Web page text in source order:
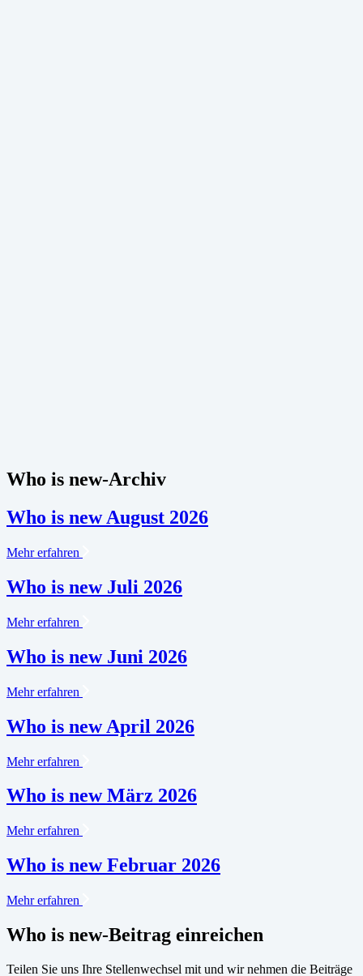
Who is new-Archiv
Who is new August 2026
Mehr erfahren
Who is new Juli 2026
Mehr erfahren
Who is new Juni 2026
Mehr erfahren
Who is new April 2026
Mehr erfahren
Who is new März 2026
Mehr erfahren
Who is new Februar 2026
Mehr erfahren
Who is new-Beitrag einreichen
Teilen Sie uns Ihre Stellenwechsel mit und wir nehmen die Beiträge